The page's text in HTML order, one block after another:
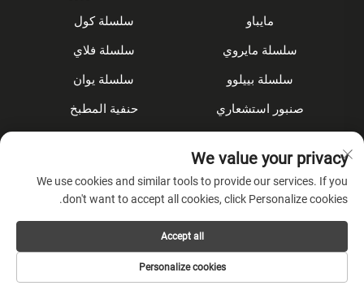
مايباو
سلسلة كول
سلسلة مايروي
سلسلة فلاي
سلسلة بييلوو
سلسلة يوان
صنبور استشعاري
حنفية المطبخ
الملحقات
عن الشركة
سياسة الخصوصية
We value your privacy
We use cookies and similar tools to provide our services. If you
don't want to accept all cookies, click Personalize cookies.
Personalize cookies
Accept all